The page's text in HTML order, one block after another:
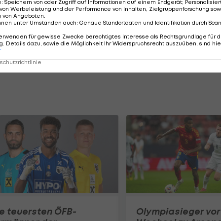
"Ich bin sehr froh, dass wir so in die Saison gestartet
von mir. Mit Ried habe ich einen Verein gefunden,
viel möglich, da steckt sehr viel Potenzial
können wir in Meisterschaft, Cup und Europa
teuersten ÖFB-
Olympiasieger vor
: Speichern von oder Zugriff auf Informationen auf einem Endgerät;
Werbeleistung und der Performance von Inhalten, Zielgruppenforschung
von Angeboten.
unter Umständen auch: Genaue Standortdaten und Identifikation durch
für gewisse Zwecke berechtigtes Interesse als Rechtsgrundlage für
Details dazu, sowie die Möglichkeit Ihr Widerspruchsrecht auszuüben, sind